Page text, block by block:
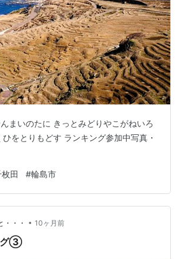
まいのたに きっとみどりやこがねいろ
をとりもどす ランキング参加中写真・
田 #輪島市
・・・ • 10ヶ月前
グ③